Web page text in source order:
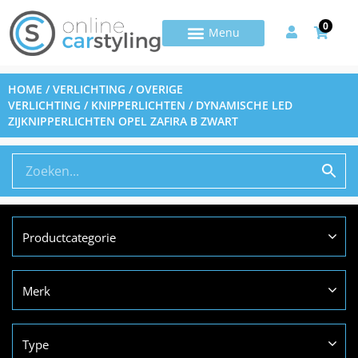
0
HOME /VERLICHTING /OVERIGE
VERLICHTING / KNIPPERLICHTEN / DYNAMISCHE LED
ZIJKNIPPERLICHTEN OPEL ZAFIRA B ZWART
Productcategorie
Merk
Type